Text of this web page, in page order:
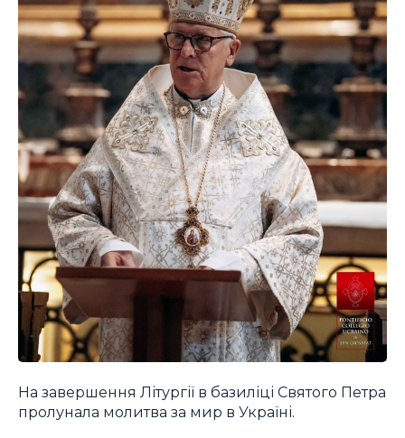
На завершення Літургії в базиліці Святого Петра
пролунала молитва за мир в Україні.